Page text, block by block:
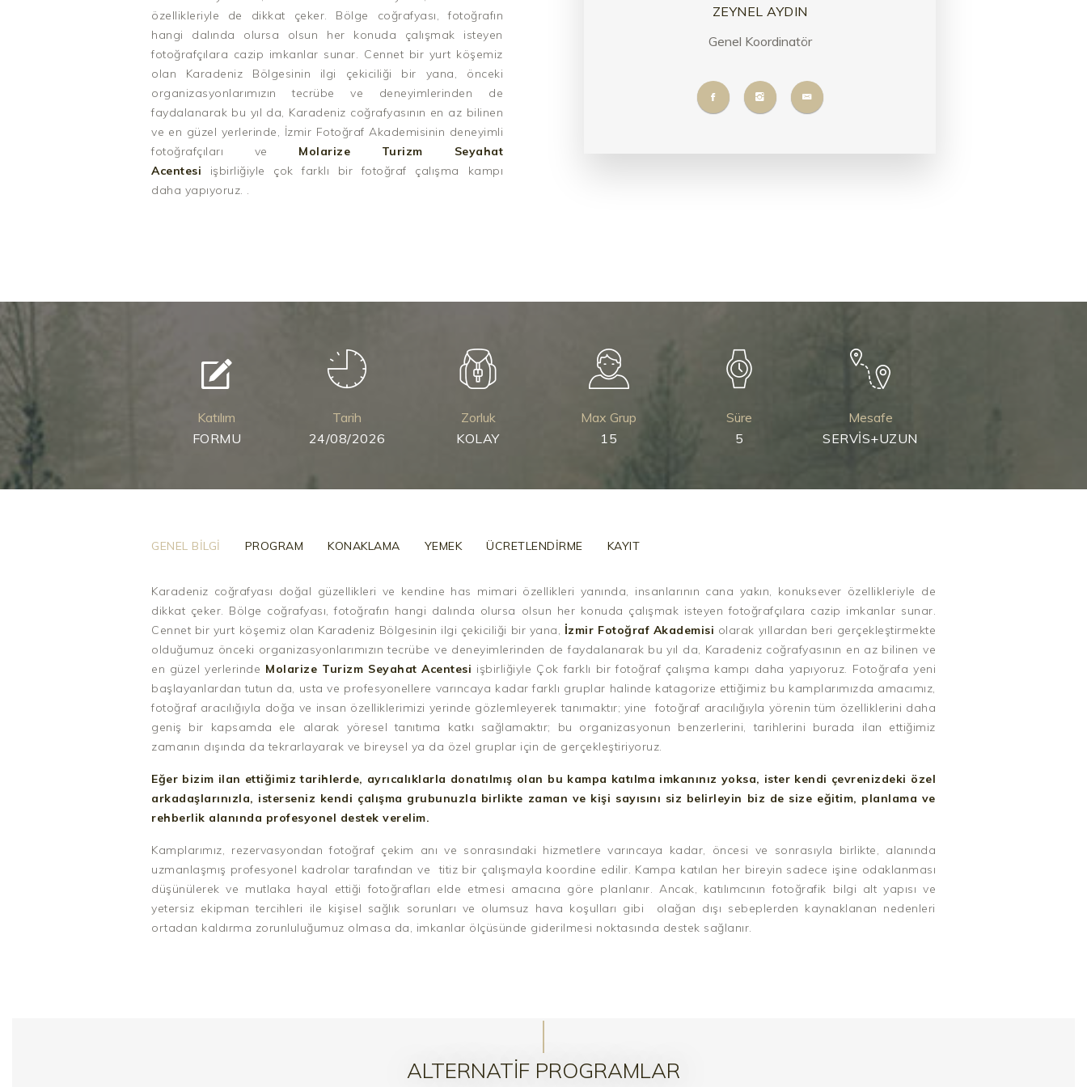
özellikleriyle de dikkat çeker. Bölge coğrafyası, fotoğrafın
hangi dalında olursa olsun her konuda çalışmak isteyen
fotoğrafçılara cazip imkanlar sunar. Cennet bir yurt köşemiz
olan Karadeniz Bölgesinin ilgi çekiciliği bir yana, önceki
organizasyonlarımızın tecrübe ve deneyimlerinden de
faydalanarak bu yıl da, Karadeniz coğrafyasının en az bilinen
ve en güzel yerlerinde, İzmir Fotoğraf Akademisinin deneyimli
fotoğrafçıları ve Molarize Turizm Seyahat
Acentesi işbirliğiyle çok farklı bir fotoğraf çalışma kampı
daha yapıyoruz. .
ZEYNEL AYDIN
Genel Koordinatör
Katılım
FORMU
Tarih
24/08/2026
Zorluk
KOLAY
Max Grup
15
Süre
5
Mesafe
SERVIS+UZUN
GENEL BİLGİ PROGRAM KONAKLAMA YEMEK ÜCRETLENDİRME KAYIT
Karadeniz coğrafyası doğal güzellikleri ve kendine has mimari özellikleri yanında, insanlarının cana yakın, konuksever özellikleriyle de
dikkat çeker. Bölge coğrafyası, fotoğrafın hangi dalında olursa olsun her konuda çalışmak isteyen fotoğrafçılara cazip imkanlar sunar.
Cennet bir yurt köşemiz olan Karadeniz Bölgesinin ilgi çekiciliği bir yana, İzmir Fotoğraf Akademisi olarak yıllardan beri gerçekleştirmekte
olduğumuz önceki organizasyonlarımızın tecrübe ve deneyimlerinden de faydalanarak bu yıl da, Karadeniz coğrafyasının en az bilinen ve
en güzel yerlerinde Molarize Turizm Seyahat Acentesi işbirliğiyle Çok farklı bir fotoğraf çalışma kampı daha yapıyoruz. Fotoğrafa yeni
başlayanlardan tutun da, usta ve profesyonellere varıncaya kadar farklı gruplar halinde katagorize ettiğimiz bu kamplarımızda amacımız,
fotoğraf aracılığıyla doğa ve insan özelliklerimizi yerinde gözlemleyerek tanımaktır; yine fotoğraf aracılığıyla yörenin tüm özelliklerini daha
geniş bir kapsamda ele alarak yöresel tanıtıma katkı sağlamaktır; bu organizasyonun benzerlerini, tarihlerini burada ilan ettiğimiz
zamanın dışında da tekrarlayarak ve bireysel ya da özel gruplar için de gerçekleştiriyoruz.
Eğer bizim ilan ettiğimiz tarihlerde, ayrıcalıklarla donatılmış olan bu kampa katılma imkanınız yoksa, ister kendi çevrenizdeki özel
arkadaşlarınızla, isterseniz kendi çalışma grubunuzla birlikte zaman ve kişi sayısını siz belirleyin biz de size eğitim, planlama ve
rehberlik alanında profesyonel destek verelim.
Kamplarımız, rezervasyondan fotoğraf çekim anı ve sonrasındaki hizmetlere varıncaya kadar, öncesi ve sonrasıyla birlikte, alanında
uzmanlaşmış profesyonel kadrolar tarafından ve titiz bir çalışmayla koordine edilir. Kampa katılan her bireyin sadece işine odaklanması
düşünülerek ve mutlaka hayal ettiği fotoğrafları elde etmesi amacına göre planlanır. Ancak, katılımcının fotoğrafik bilgi alt yapısı ve
yetersiz ekipman tercihleri ile kişisel sağlık sorunları ve olumsuz hava koşulları gibi olağan dışı sebeplerden kaynaklanan nedenleri
ortadan kaldırma zorunluluğumuz olmasa da, imkanlar ölçüsünde giderilmesi noktasında destek sağlanır.
ALTERNATIF PROGRAMLAR